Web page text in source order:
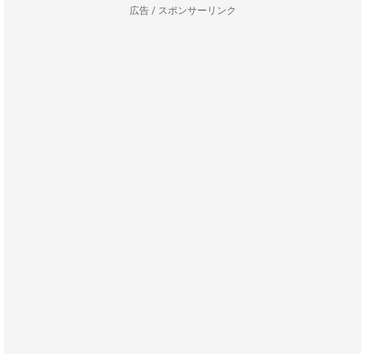
広告 / スポンサーリンク